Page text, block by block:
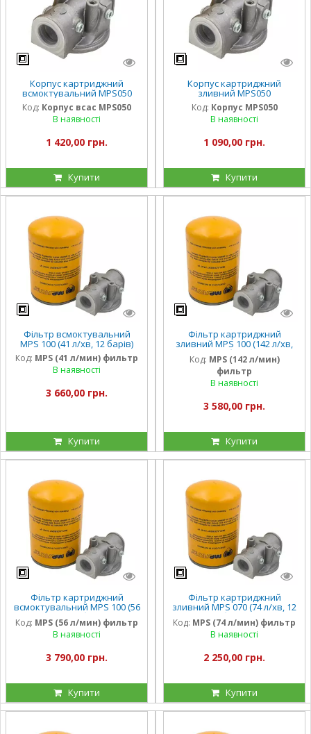
Корпус картриджний
всмоктувальний MPS050
Код: Корпус всас MPS050
В наявності
1 420,00 грн.
Купити
Корпус картриджний
зливний MPS050
Код: Корпус MPS050
В наявності
1 090,00 грн.
Купити
Фільтр всмоктувальний
MPS 100 (41 л/хв, 12 барів)
Код: MPS (41 л/мин) фильтр
В наявності
3 660,00 грн.
Купити
Фільтр картриджний
зливний MPS 100 (142 л/хв,
12 барів)
Код: MPS (142 л/мин)
фильтр
В наявності
3 580,00 грн.
Купити
Фільтр картриджний
всмоктувальний MPS 100 (56
л/хв, 12 барів)
Код: MPS (56 л/мин) фильтр
В наявності
3 790,00 грн.
Купити
Фільтр картриджний
зливний MPS 070 (74 л/хв, 12
барів)
Код: MPS (74 л/мин) фильтр
В наявності
2 250,00 грн.
Купити